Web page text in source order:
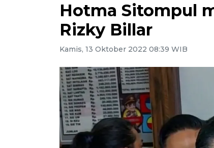
Hotma Sitompul
Rizky Billar
Kamis, 13 Oktober 2022 08:39 WIB